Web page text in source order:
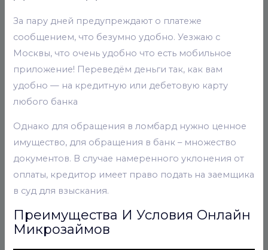
За пару дней предупреждают о платеже
сообщением, что безумно удобно. Уезжаю с
Москвы, что очень удобно что есть мобильное
приложение! Переведём деньги так, как вам
удобно — на кредитную или дебетовую карту
любого банка
Однако для обращения в ломбард нужно ценное
имущество, для обращения в банк – множество
документов. В случае намеренного уклонения от
оплаты, кредитор имеет право подать на заемщика
в суд для взыскания.
Преимущества И Условия Онлайн
Микрозаймов